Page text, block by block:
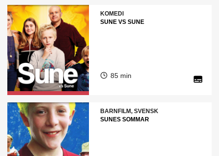
KOMEDI
SUNE VS SUNE
85 min
BARNFILM, SVENSK
SUNES SOMMAR